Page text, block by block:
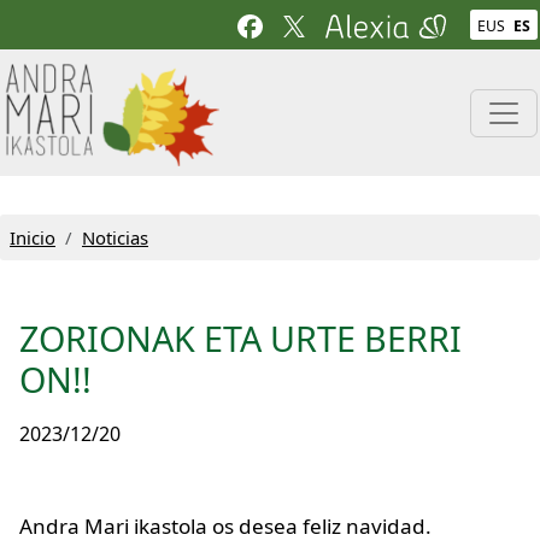
Pasar al contenido principal EUS ES
Inicio Noticias
ZORIONAK ETA URTE BERRI
ON!!
2023/12/20
Andra Mari ikastola os desea feliz navidad.